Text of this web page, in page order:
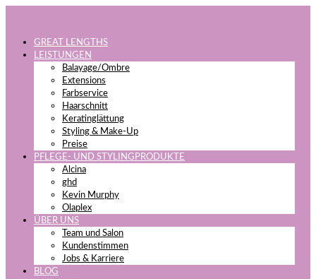
GREAT LENGTHS
LEISTUNGEN
Balayage/Ombre
Extensions
Farbservice
Haarschnitt
Keratinglättung
Styling & Make-Up
Preise
PFLEGE- UND STYLINGPRODUKTE
Alcina
ghd
Kevin Murphy
Olaplex
ÜBER UNS
Team und Salon
Kundenstimmen
Jobs & Karriere
BLOG